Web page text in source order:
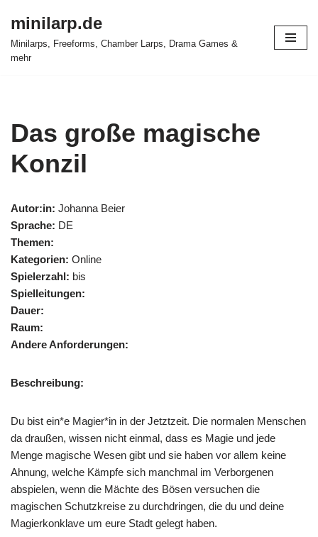
Zum
Inhalt
minilarp.de
Minilarps, Freeforms, Chamber Larps, Drama Games &
mehr
Das große magische
Konzil
Autor:in: Johanna Beier
Sprache: DE
Themen:
Kategorien: Online
Spielerzahl: bis
Spielleitungen:
Dauer:
Raum:
Andere Anforderungen:
Beschreibung:
Du bist ein*e Magier*in in der Jetztzeit. Die normalen Menschen
da draußen, wissen nicht einmal, dass es Magie und jede
Menge magische Wesen gibt und sie haben vor allem keine
Ahnung, welche Kämpfe sich manchmal im Verborgenen
abspielen, wenn die Mächte des Bösen versuchen die
magischen Schutzkreise zu durchdringen, die du und deine
Magierkonklave um eure Stadt gelegt haben.